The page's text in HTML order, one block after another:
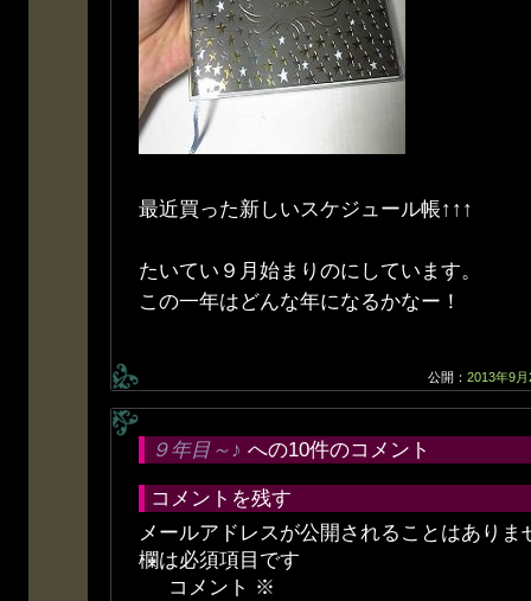
最近買った新しいスケジュール帳↑↑↑
たいてい９月始まりのにしています。
この一年はどんな年になるかなー！
公開： 2013年9月
９年目～♪ への10件のコメント
コメントを残す
メールアドレスが公開されることはありま
欄は必須項目です
コメント ※